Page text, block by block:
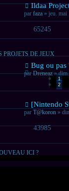
Nouveau
message
Ildaa
par faza » jeu. mai
65245
PROJETS DE JEUX
Nouveau
message
Bug ou pas
parDreneaz»
1
2
Nouveau
message
[Nintendo
par T@koron »
43985
ICI ?